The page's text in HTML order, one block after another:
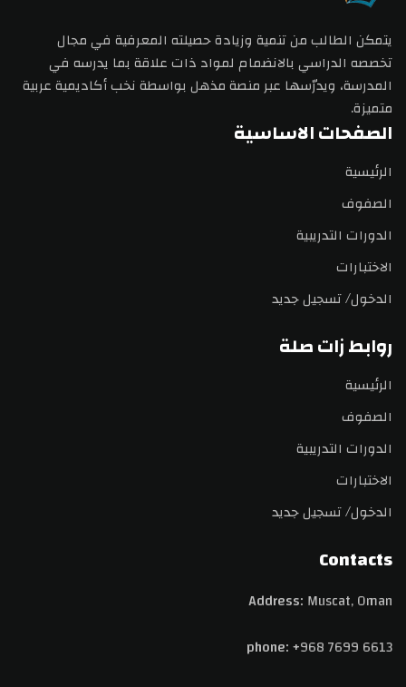
يتمكن الطالب من تنمية وزيادة حصيلته المعرفية في مجال
تخصصه الدراسي بالانضمام لمواد ذات علاقة بما يدرسه في
المدرسة، ويدرّسها عبر منصة مذهل بواسطة نخب أكاديمية عربية
متميزة.
الصفحات الاساسية
الرئيسية
الصفوف
الدورات التدريبية
الاختبارات
الدخول/ تسجيل جديد
روابط زات صلة
الرئيسية
الصفوف
الدورات التدريبية
الاختبارات
الدخول/ تسجيل جديد
Contacts
Address: Muscat, Oman
phone:+968 7699 6613